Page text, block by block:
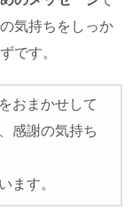
気持ちをしっか
です。
おまかせして
感謝の気持ち
ます。